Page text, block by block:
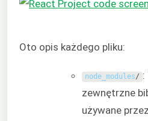
Oto opis każdego pliku:
node_modules/ :
zewnętrzne
używane